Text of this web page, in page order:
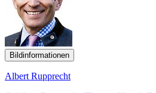
Bildinformationen
Albert Rupprecht